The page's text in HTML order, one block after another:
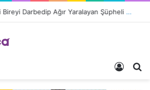
Ortopedik Engelli Bireyi Darbedip Ağır Yaralayan Şüpheli Tutuklandı
Giriş